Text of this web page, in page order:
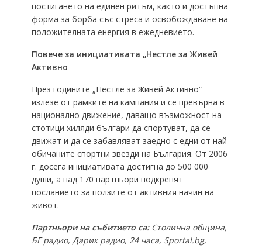
постигането на единен ритъм, както и достъпна
форма за борба със стреса и освобождаване на
положителната енергия в ежедневието.
Повече за инициативата „Нестле за Живей
Активно
През годините „Нестле за Живей Активно“
излезе от рамките на кампания и се превърна в
национално движение, даващо възможност на
стотици хиляди българи да спортуват, да се
движат и да се забавляват заедно с едни от най-
обичаните спортни звезди на България. От 2006
г. досега инициативата достигна до 500 000
души, а над 170 партньори подкрепят
посланието за ползите от активния начин на
живот.
Партньори на събитието са: Столична община,
БГ радио, Дарик радио, 24 часа, Sportal.bg,